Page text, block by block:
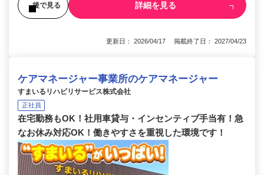
後で見る 詳細を見る
更新日： 2026/04/17 掲載終了日： 2027/04/23
ケアマネージャー事業所のケアマネージャー
すまいるリハビリサービス株式会社
正社員
在宅勤務もOK！社用車貸与・インセンティブ手当有！急
なお休み対応OK！働きやすさを重視した環境です！